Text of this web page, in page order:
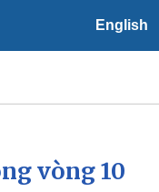
English
vòng 10